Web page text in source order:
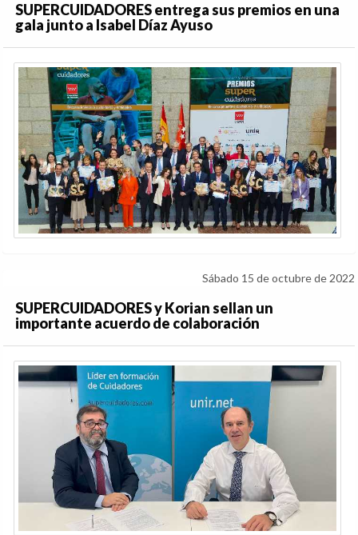
SUPERCUIDADORES entrega sus premios en una
gala junto a Isabel Díaz Ayuso
Sábado 15 de octubre de 2022
SUPERCUIDADORES y Korian sellan un
importante acuerdo de colaboración